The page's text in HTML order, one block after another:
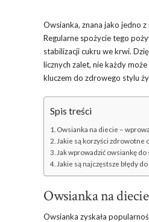
Owsianka, znana jako jedno
Regularne spożycie tego
stabilizacji cukru we krwi.
licznych zalet, nie każdy
kluczem do zdrowego stylu
Spis treści
Owsianka na diecie –
Jakie są korzyści zdrowotne
Jak wprowadzić owsiankę
Jakie są najczęstsze błędy
Owsianka na
Owsianka zyskała